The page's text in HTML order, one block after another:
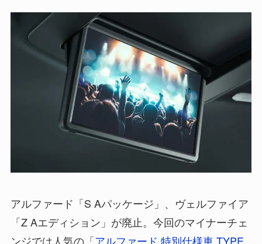
アルファード「S Aパッケージ」、ヴェルファイア
「Z Aエディション」が廃止。今回のマイナーチェ
ンジでは人気の「アルファード 特別仕様車 TYPE